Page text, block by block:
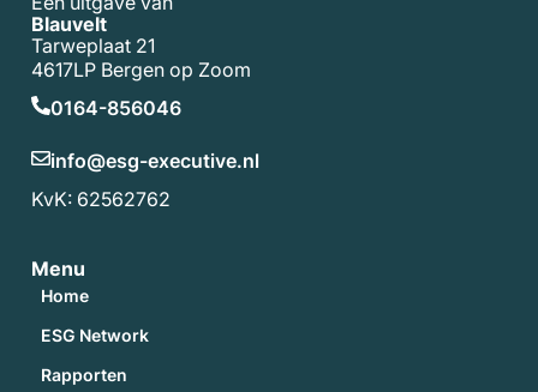
Blauvelt
Tarweplaat 21
4617LP Bergen op Zoom
0164-856046
info@esg-executive.nl
KvK: 62562762
Menu
Home
ESG Network
Rapporten